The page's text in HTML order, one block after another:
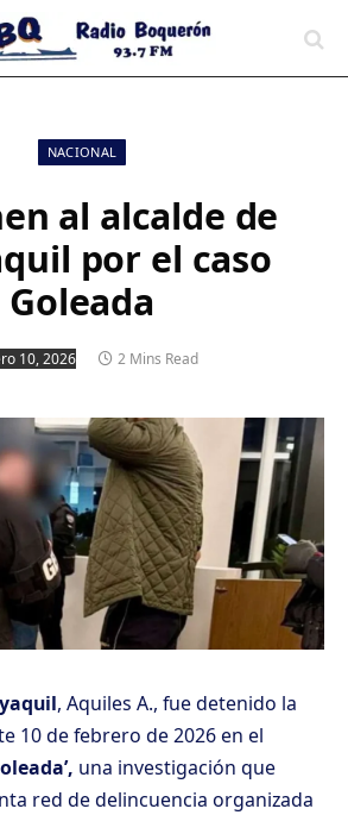
NACIONAL
al alcalde de
por el caso
Goleada
10, 2026 2 Mins Read
, Aquiles A., fue detenido la
10 de febrero de 2026 en el
una investigación que
red de delincuencia organizada